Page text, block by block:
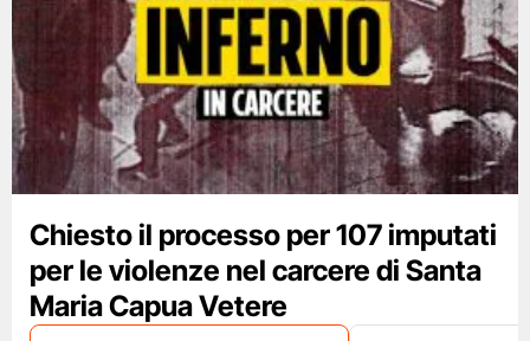
Chiesto il processo per 107 imputati
per le violenze nel carcere di Santa
Maria Capua Vetere